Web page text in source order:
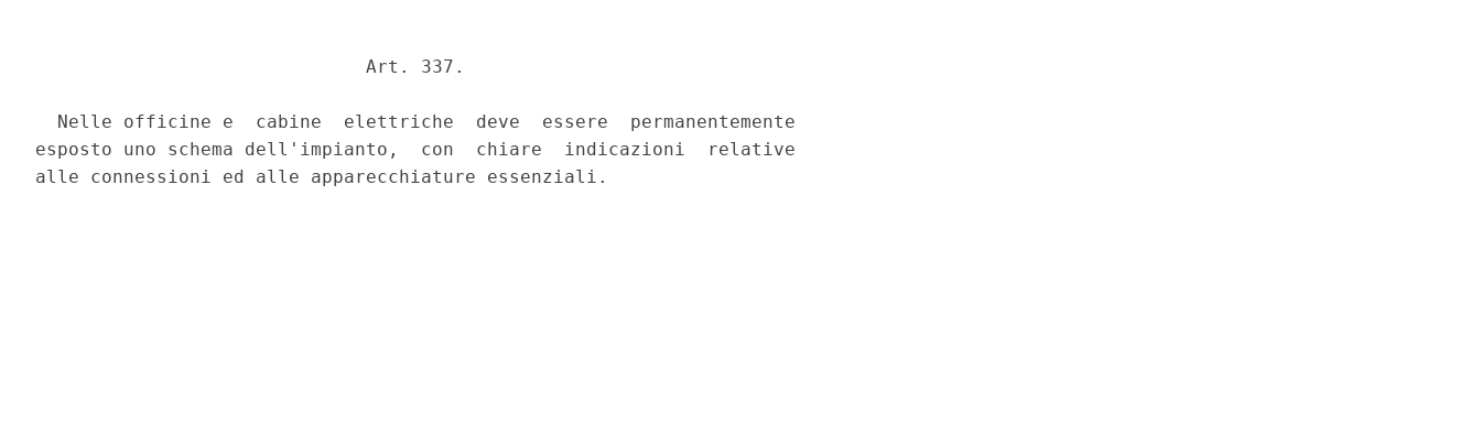
                              Art. 337.
  Nelle officine e  cabine  elettriche  deve  essere  permanentemente
esposto uno schema dell'impianto,  con  chiare  indicazioni  relative